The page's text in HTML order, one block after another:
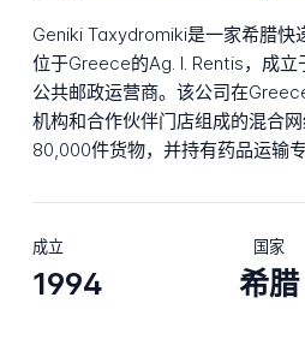
Geniki Taxydromiki是一家希腊快
位于Greece的Ag. I. Rentis，成
公共邮政运营商。该公司在
机构和合作伙伴门店组成的混合
80,000件货物，并持有药品运输专
成立
1994
国家
希腊